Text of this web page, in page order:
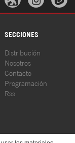
SECCIONES
Distribución
Nosotros
Contacto
Programación
Rss